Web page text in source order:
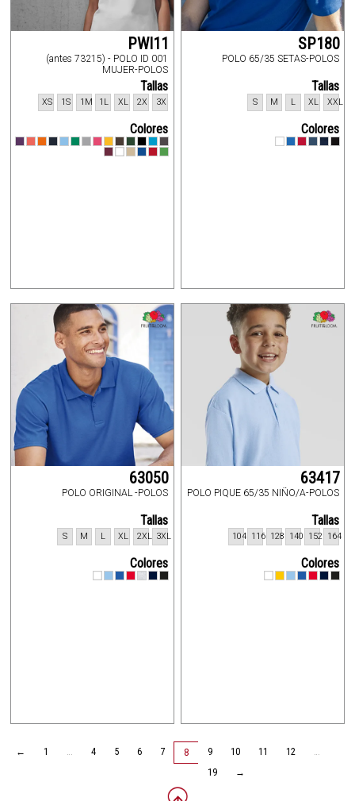
PWI11
(antes 73215) - POLO ID 001
MUJER-POLOS
Tallas
3X
2X
XL
1L
1M
1S
XS
Colores
SP180
POLO 65/35 SETAS-POLOS
Tallas
XXL
XL
L
M
S
Colores
63050
POLO ORIGINAL -POLOS
Tallas
3XL
2XL
XL
L
M
S
Colores
63417
POLO PIQUE 65/35 NIÑO/A-POLOS
Tallas
164
152
140
128
116
104
Colores
← 1 4 5 6 7 8 9 10 11 12
19
→